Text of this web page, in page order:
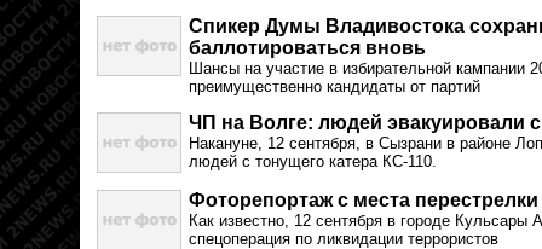
Спикер Думы Владивостока
баллотироваться вновь
Шансы на участие в избирательной кампании
преимущественно кандидаты от партий
ЧП на Волге: людей эвакуировали
Накануне, 12 сентября, в Сызрани в районе
людей с тонущего катера КС-110.
Фоторепортаж с места
Как известно, 12 сентября в городе Кульсары
спецоперация по ликвидации террористов